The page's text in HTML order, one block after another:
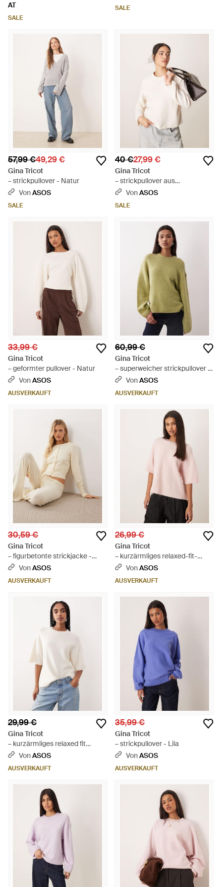
AT
SALE
SALE
57,99 €49,29 €
Gina Tricot
– strickpullover - Natur
VonASOS
SALE
40 €27,99 €
Gina Tricot
– strickpullover aus
baumwollmix - Natur
VonASOS
SALE
33,99 €
Gina Tricot
– geformter pullover - Natur
VonASOS
AUSVERKAUFT
60,99 €
Gina Tricot
– superweicher strickpullover -
GrünVonASOS
AUSVERKAUFT
30,59 €
Gina Tricot
– figurbetonte strickjacke -
Natur
VonASOS
AUSVERKAUFT
26,99 €
Gina Tricot
– kurzärmliges relaxed-fit-
strickoberteil aus wolle und
VonASOS
AUSVERKAUFT
29,99 €
Gina Tricot
– kurzärmliges relaxed fit
strickoberteil aus wolle und
VonASOS
AUSVERKAUFT
35,99 €
Gina Tricot
– strickpullover - Lila
VonASOS
AUSVERKAUFT